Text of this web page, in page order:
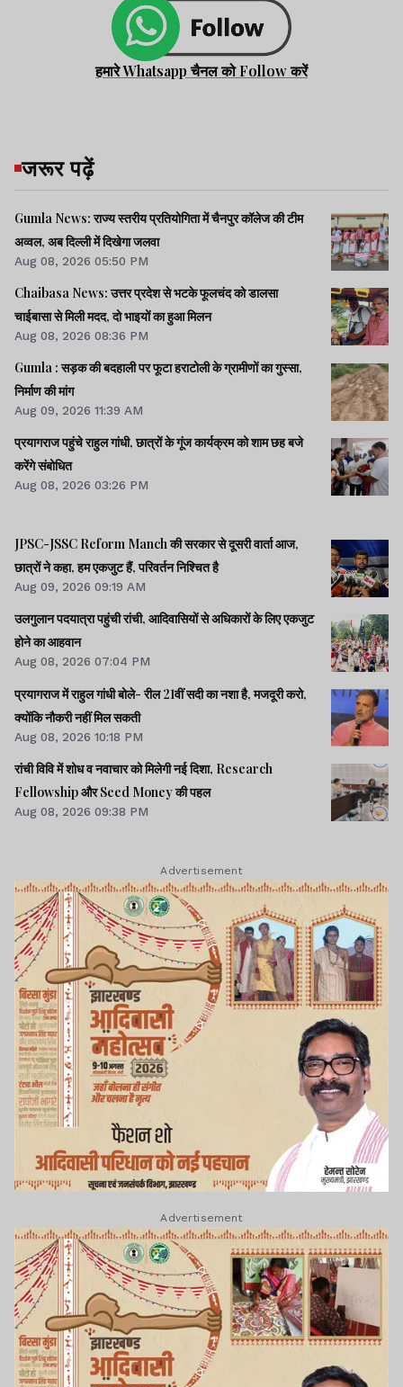
हमारे Whatsapp चैनल को Follow करें
जरूर पढ़ें
Gumla News: राज्य स्तरीय प्रतियोगिता में चैनपुर कॉलेज की टीम
अव्वल, अब दिल्ली में दिखेगा जलवा
Aug 08, 2026 05:50 PM
Chaibasa News: उत्तर प्रदेश से भटके फूलचंद को डालसा
चाईबासा से मिली मदद, दो भाइयों का हुआ मिलन
Aug 08, 2026 08:36 PM
Gumla : सड़क की बदहाली पर फूटा हराटोली के ग्रामीणों का गुस्सा,
निर्माण की मांग
Aug 09, 2026 11:39 AM
प्रयागराज पहुंचे राहुल गांधी, छात्रों के गूंज कार्यक्रम को शाम छह बजे
करेंगे संबोधित
Aug 08, 2026 03:26 PM
JPSC-JSSC Reform Manch की सरकार से दूसरी वार्ता आज,
छात्रों ने कहा, हम एकजुट हैं, परिवर्तन निश्चित है
Aug 09, 2026 09:19 AM
उलगुलान पदयात्रा पहुंची रांची, आदिवासियों से अधिकारों के लिए एकजुट
होने का आहवान
Aug 08, 2026 07:04 PM
प्रयागराज में राहुल गांधी बोले- रील 21वीं सदी का नशा है, मजदूरी करो,
क्योंकि नौकरी नहीं मिल सकती
Aug 08, 2026 10:18 PM
रांची विवि में शोध व नवाचार को मिलेगी नई दिशा, Research
Fellowship और Seed Money की पहल
Aug 08, 2026 09:38 PM
Advertisement
Advertisement